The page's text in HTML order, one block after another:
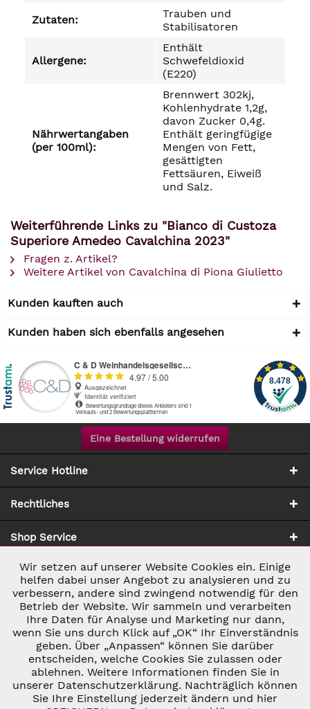
Zutaten:
Trauben und
Stabilisatoren
Allergene:
Enthält
Schwefeldioxid
(E220)
Nährwertangaben
(per 100ml):
Brennwert 302kj,
Kohlenhydrate 1,2g,
davon Zucker 0,4g.
Enthält geringfügige
Mengen von Fett,
gesättigten
Fettsäuren, Eiweiß
und Salz.
Weiterführende Links zu "Bianco di Custoza
Superiore Amedeo Cavalchina 2023"
Fragen z. Artikel?
Weitere Artikel von Cavalchina di Piona Giulietto
Kunden kauften auch
Kunden haben sich ebenfalls angesehen
Eine Bestellung widerrufen
Service Hotline
Rechtliches
Shop Service
Zahlung & Versand
* ALLE PREISE INKL. GESETZL. UMSATZSTEUER ZZGL.
VERSANDKOSTEN UND GGF. NACHNAHMEGEBÜHREN, WENN NICHT
ANDERS BESCHRIEBEN
Notwendig Aktiv
Marketing Inaktiv
Tracking Inaktiv
Personalisierung Inaktiv
Wir setzen auf unserer Website Cookies ein. Einige
helfen dabei unser Angebot zu analysieren und zu
verbessern, andere sind zwingend notwendig für den
Betrieb der Website. Wir sammeln und verarbeiten
Ihre Daten für Analyse und Marketing nur dann,
wenn Sie uns durch Klick auf „OK“ Ihr Einverständnis
geben. Über „Anpassen“ können Sie darüber
entscheiden, welche Cookies Sie zulassen oder
ablehnen. Weitere Informationen finden Sie in
unserer Datenschutzerklärung. Nachträglich können
Sie Ihre Einstellung jederzeit ändern und hier